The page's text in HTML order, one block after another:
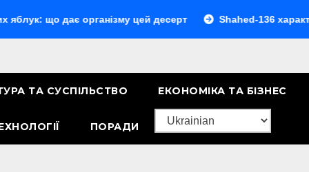
організму цей десерт Shahed-136 характеристики:
ТА СУСПІЛЬСТВО ЕКОНОМІКА ТА БІЗНЕС
ПОРАДИ